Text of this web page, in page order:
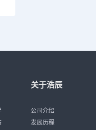
关于浩辰
公司介绍
发展历程